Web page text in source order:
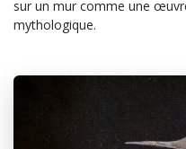
sur un mur comme une
mythologique.